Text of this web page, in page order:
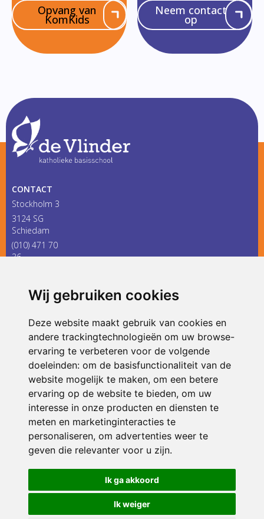
Wij gebruiken cookies
Deze website maakt gebruik van cookies en
andere trackingtechnologieën om uw browse-
ervaring te verbeteren voor de volgende
doeleinden: om de basisfunctionaliteit van de
website mogelijk te maken, om een betere
ervaring op de website te bieden, om uw
interesse in onze producten en diensten te
meten en marketinginteracties te
personaliseren, om advertenties weer te
geven die relevanter voor u zijn.
Ik ga akkoord
Ik weiger
Opvang van
KomKids
Neem contact
op
CONTACT
Stockholm 3
3124 SG
Schiedam
(010) 471 70
36
ONDERDEEL VAN
© 2026 De Vlinder | Alle rechten voorbehouden
Privacy policy|Disclaimer| Klachtenregeling|RSIN en Anbi
voorkeuren
Crealisatie The MindOffice